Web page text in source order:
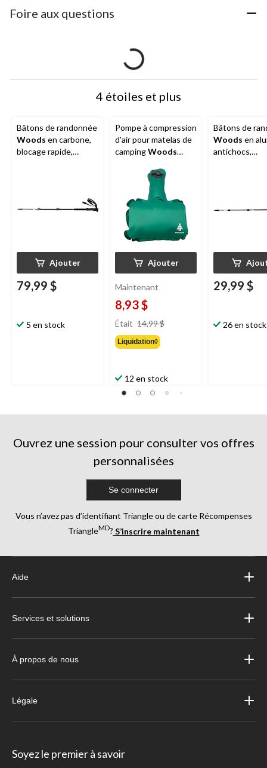
Foire aux questions
4 étoiles et plus
Bâtons de randonnée
Woods en carbone,
blocage rapide,
marche
Ajouter
79,99 $
5 en stock
Pompe à compression
d'air pour matelas de
campingWoods
Ajouter
Maintenant
8,93 $
Était 14,99 $
Liquidation◊
12 en stock
Bâtons de
Woods en
antichocs,
marche
29,99 $
26 en stock
Ouvrez une session pour consulter vos offres
personnalisées
Se connecter
Vous n’avez pas d’identifiant Triangle ou de carte Récompenses
TriangleMD? S’inscrire maintenant
Aide
Services et solutions
À propos de nous
Légale
Soyez le premier à savoir